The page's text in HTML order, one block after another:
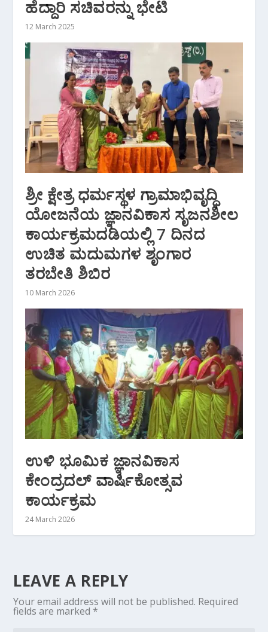
ಹೆದ್ದಾರಿ ಸಚಿವರನ್ನು ಭೇಟಿ
12 March 2025
ಶ್ರೀ ಕ್ಷೇತ್ರ ಧರ್ಮಸ್ಥಳ ಗ್ರಾಮಾಭಿವೃದ್ಧಿ
ಯೋಜನೆಯ ಜ್ಞಾನವಿಕಾಸ ಸೃಜನಶೀಲ
ಕಾರ್ಯಕ್ರಮದಡಿಯಲ್ಲಿ 7 ದಿನದ
ಉಚಿತ ಮದುಮಗಳ ಶೃಂಗಾರ
ತರಬೇತಿ ಶಿಬಿರ
10 March 2026
ಉಳಿ ಭೂಮಿಕ ಜ್ಞಾನವಿಕಾಸ
ಕೇಂದ್ರದಲ್ ವಾರ್ಷಿಕೋತ್ಸವ
ಕಾರ್ಯಕ್ರಮ
24 March 2026
LEAVE A REPLY
Your email address will not be published. Required
fields are marked *